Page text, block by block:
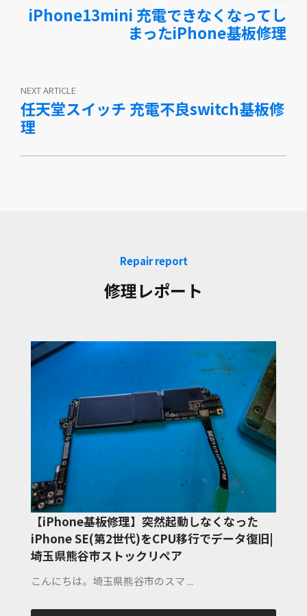
iPhone13mini 充電できなくなってし
まったiPhone基板修理
NEXT ARTICLE
任天堂スイッチ 充電不良switch基板修
理
Repair report
修理レポート
【iPhone基板修理】突然起動しなくなった
iPhone SE(第2世代)をCPU移行でデータ復旧|
埼玉県熊谷市ストックリペア
こんにちは。埼玉県熊谷市のスマ ...